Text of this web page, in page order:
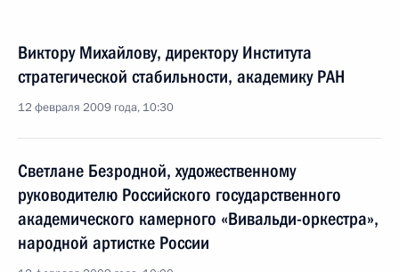
Виктору Михайлову, директору Института
стратегической стабильности, академику РАН
12 февраля 2009 года, 10:30
Светлане Безродной, художественному
руководителю Российского государственного
академического камерного «Вивальди-оркестра»,
народной артистке России